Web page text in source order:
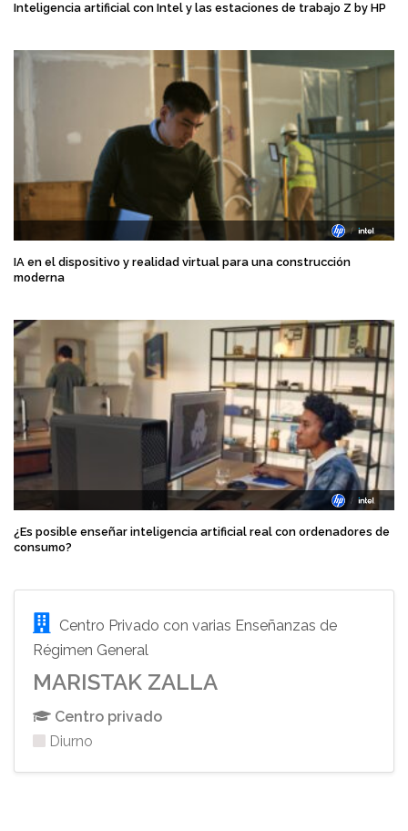
Inteligencia artificial con Intel y las estaciones de trabajo Z by HP
IA en el dispositivo y realidad virtual para una construcción
moderna
¿Es posible enseñar inteligencia artificial real con ordenadores de
consumo?
Centro Privado con varias Enseñanzas de
Régimen General
MARISTAK ZALLA
Centro privado
Diurno